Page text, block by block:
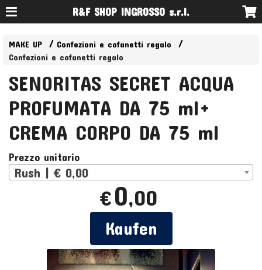
R&F SHOP INGROSSO s.r.l.
MAKE UP
Confezioni e cofanetti regalo
Confezioni e cofanetti regalo
SENORITAS SECRET ACQUA
PROFUMATA DA 75 ml+
CREMA CORPO DA 75 ml
Prezzo unitario
Rush | € 0,00
€0,00
Kaufen